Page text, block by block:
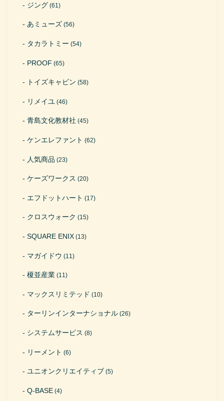
ジング (61)
あミューズ (56)
タカラトミー (54)
PROOF (65)
トイズキャビン (58)
リメイユ (46)
青島文化教材社 (45)
ケンエレファント (62)
人気商品 (23)
ケーズワークス (20)
エフドットハート (17)
クロスウォーク (15)
SQUARE ENIX (13)
マガイドウ (11)
榎並産業 (11)
マックスリミテッド (10)
ターリンインターナショナル (26)
システムサービス (8)
リーメント (6)
ユニオンクリエイティブ (5)
Q-BASE (4)